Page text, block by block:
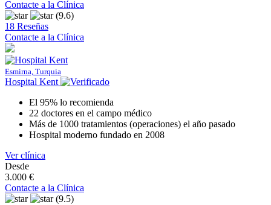
Contacte a la Clínica
(9.6)
18 Reseñas
Contacte a la Clínica
Esmirna, Turquia
Hospital Kent
El 95% lo recomienda
22 doctores en el campo médico
Más de 1000 tratamientos (operaciones) el año pasado
Hospital moderno fundado en 2008
Ver clínica
Desde
3.000 €
Contacte a la Clínica
(9.5)